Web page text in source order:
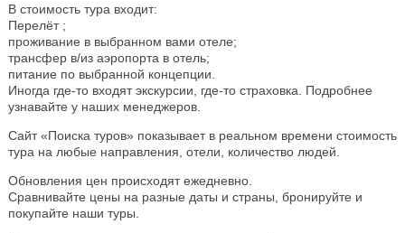
В стоимость тура входит:
Перелёт ;
проживание в выбранном вами отеле;
трансфер в/из аэропорта в отель;
питание по выбранной концепции.
Иногда где-то входят экскурсии, где-то страховка. Подробнее
узнавайте у наших менеджеров.
Сайт «Поиска туров» показывает в реальном времени стоимость
тура на любые направления, отели, количество людей.
Обновления цен происходят ежедневно.
Сравнивайте цены на разные даты и страны, бронируйте и
покупайте наши туры.